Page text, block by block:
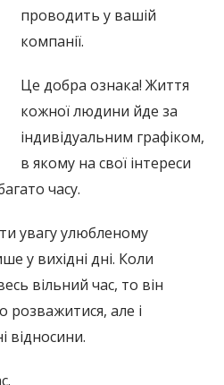
проводить у вашій
компанії.
Це добра ознака! Життя
кожної людини йде за
індивідуальним графіком,
в якому на свої інтереси
часу.
увагу улюбленому
у вихідні дні. Коли
вільний час, то він
розважитися, але і
відносини.